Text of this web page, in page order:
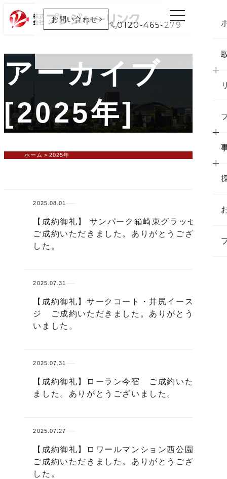
お問い合わせ
0120-465-279
アーカイブ
[2025年]
ホーム 2025年
2025.08.01
【成約御礼】 サンパーク箱崎東グラッセ
ご成約いただきました。ありがとうございま
した。
2025.07.31
【成約御礼】サークコート・井尻イーステー
ジ ご成約いただきました。ありがとうござ
いました。
2025.07.31
【成約御礼】ローラン今宿 ご成約いただき
ました。ありがとうございました。
2025.07.27
【成約御礼】ロワールマンション西公園Ⅲ
ご成約いただきました。ありがとうございま
した。